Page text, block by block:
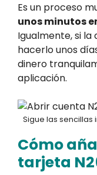
Es un proceso
unos minutos
Igualmente, si la
hacerlo unos
dinero
aplicación.
Sigue las sencillas
Cómo
tarjeta